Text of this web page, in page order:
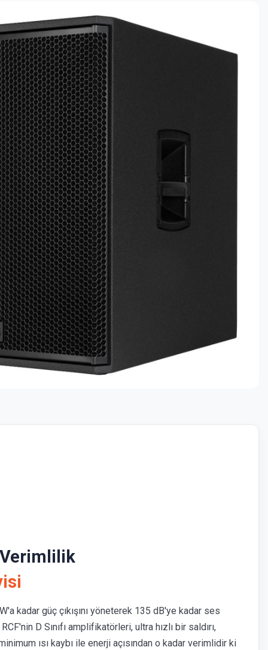
kadar güç çıkışını yöneterek 135 dB'ye kadar ses
D Sınıfı amplifikatörleri, ultra hızlı bir saldırı,
ısı kaybı ile enerji açısından o kadar verimlidir ki